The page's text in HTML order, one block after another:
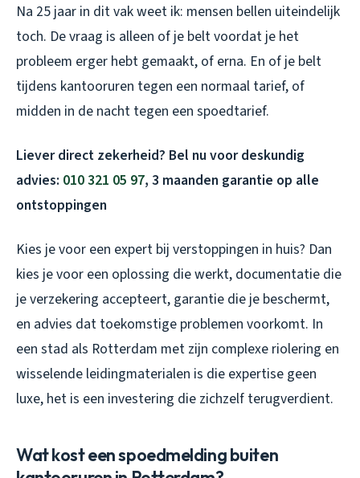
Na 25 jaar in dit vak weet ik: mensen bellen uiteindelijk
toch. De vraag is alleen of je belt voordat je het
probleem erger hebt gemaakt, of erna. En of je belt
tijdens kantooruren tegen een normaal tarief, of
midden in de nacht tegen een spoedtarief.
Liever direct zekerheid? Bel nu voor deskundig
advies: 010 321 05 97, 3 maanden garantie op alle
ontstoppingen
Kies je voor een expert bij verstoppingen in huis? Dan
kies je voor een oplossing die werkt, documentatie die
je verzekering accepteert, garantie die je beschermt,
en advies dat toekomstige problemen voorkomt. In
een stad als Rotterdam met zijn complexe riolering en
wisselende leidingmaterialen is die expertise geen
luxe, het is een investering die zichzelf terugverdient.
Wat kost een spoedmelding buiten